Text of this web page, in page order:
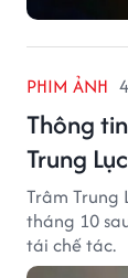
PHIM ẢNH
Thông
Trung
Trâm Trung
tháng 10
tái chế tác.